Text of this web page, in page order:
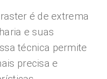
é de extrema
e suas
técnica permite
precisa e